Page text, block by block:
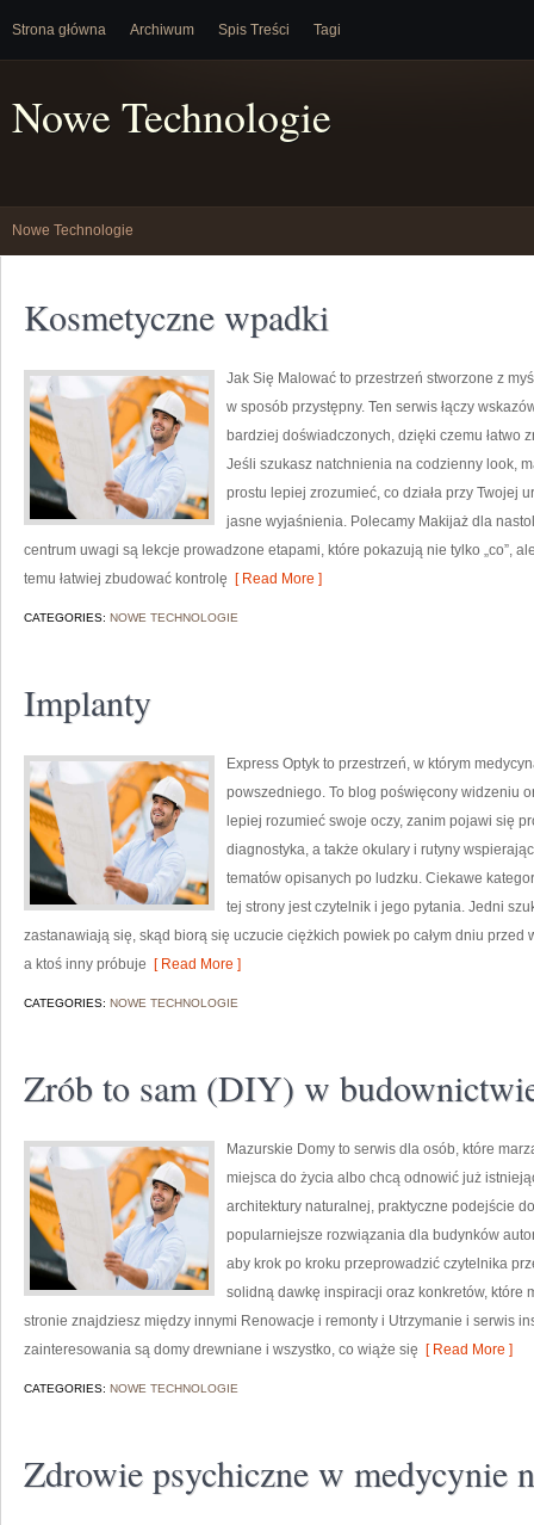
Strona główna Archiwum Spis Treści Tagi
Nowe Technologie
Nowe Technologie
Kosmetyczne wpadki
Jak Się Malować to przestrzeń stworzone z
w sposób przystępny. Ten serwis łączy
bardziej doświadczonych, dzięki czemu łatwo
Jeśli szukasz natchnienia na codzienny look,
prostu lepiej zrozumieć, co działa przy Twojej
jasne wyjaśnienia. Polecamy Makijaż dla
centrum uwagi są lekcje prowadzone etapami, które pokazują nie tylko „co”,
temu łatwiej zbudować kontrolę [ Read More ]
CATEGORIES: NOWE TECHNOLOGIE
Implanty
Express Optyk to przestrzeń, w którym
powszedniego. To blog poświęcony widzeniu
lepiej rozumieć swoje oczy, zanim pojawi się
diagnostyka, a także okulary i rutyny
tematów opisanych po ludzku. Ciekawe
tej strony jest czytelnik i jego pytania. Jedni
zastanawiają się, skąd biorą się uczucie ciężkich powiek po całym dniu przed
a ktoś inny próbuje [ Read More ]
CATEGORIES: NOWE TECHNOLOGIE
Zrób to sam (DIY) w
Mazurskie Domy to serwis dla osób, które
miejsca do życia albo chcą odnowić już
architektury naturalnej, praktyczne podejście
popularniejsze rozwiązania dla budynków
aby krok po kroku przeprowadzić czytelnika
solidną dawkę inspiracji oraz konkretów, które
stronie znajdziesz między innymi Renowacje i remonty i Utrzymanie i serwis
zainteresowania są domy drewniane i wszystko, co wiąże się [ Read More ]
CATEGORIES: NOWE TECHNOLOGIE
Zdrowie psychiczne w medycynie